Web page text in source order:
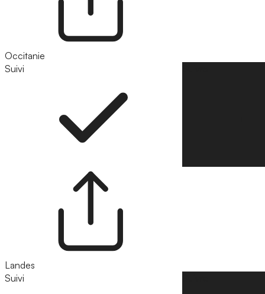
Occitanie
Suivi
Landes
Suivi